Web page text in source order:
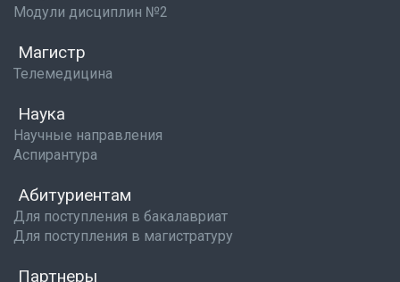
Модули дисциплин №2
Магистр
Телемедицина
Наука
Научные направления
Аспирантура
Абитуриентам
Для поступления в бакалавриат
Для поступления в магистратуру
Партнеры